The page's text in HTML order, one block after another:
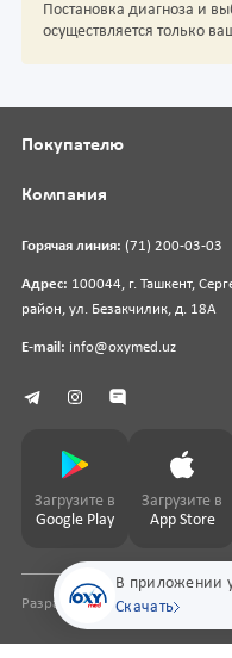
Постановка диагноза и
осуществляется только
В приложении
Скачать
Горячая линия: (71) 200-03-03
Адрес: 100044, г. Ташкент,
район, ул. Безакчилик, д. 18А
E-mail: info@oxymed.uz
Покупателю
Компания
Загрузите в
Google Play
Загрузите в
App Store
Разработка сайтаpharmit.uz